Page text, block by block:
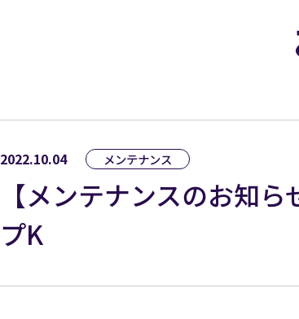
2022.10.04 メンテナンス
【メンテナンスのお知
プK